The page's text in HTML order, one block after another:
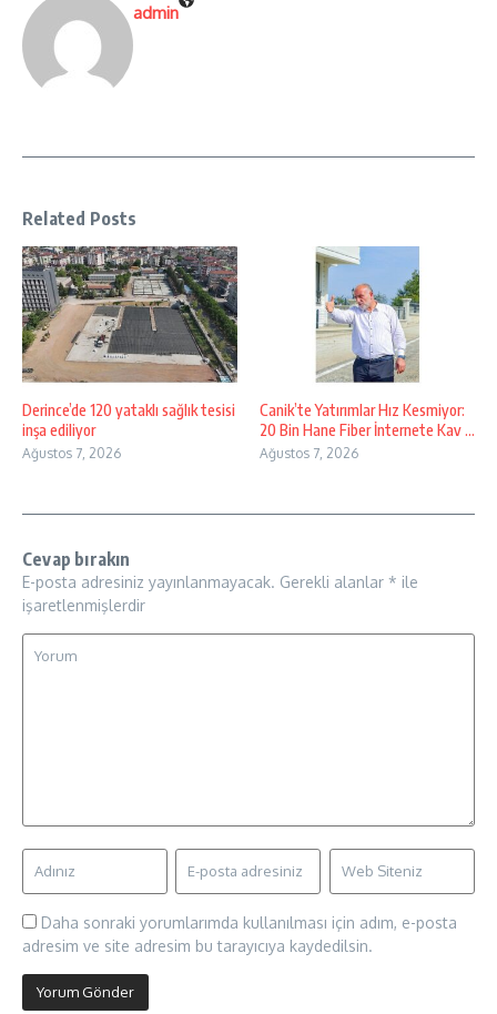
admin
Related Posts
Derince’de 120 yataklı sağlık tesisi
inşa ediliyor
Ağustos 7, 2026
Canik’te Yatırımlar Hız Kesmiyor:
20 Bin Hane Fiber İnternete Kav ...
Ağustos 7, 2026
Cevap bırakın
E-posta adresiniz yayınlanmayacak. Gerekli alanlar * ile
işaretlenmişlerdir
Daha sonraki yorumlarımda kullanılması için adım, e-posta
adresim ve site adresim bu tarayıcıya kaydedilsin.